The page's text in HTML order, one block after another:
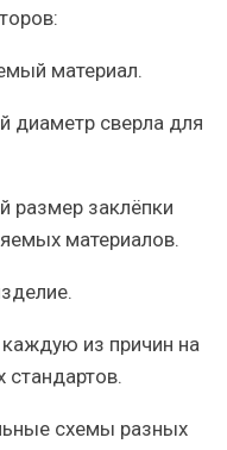
материал.
диаметр сверла для
размер заклёпки
материалов.
из причин на
схемы разных